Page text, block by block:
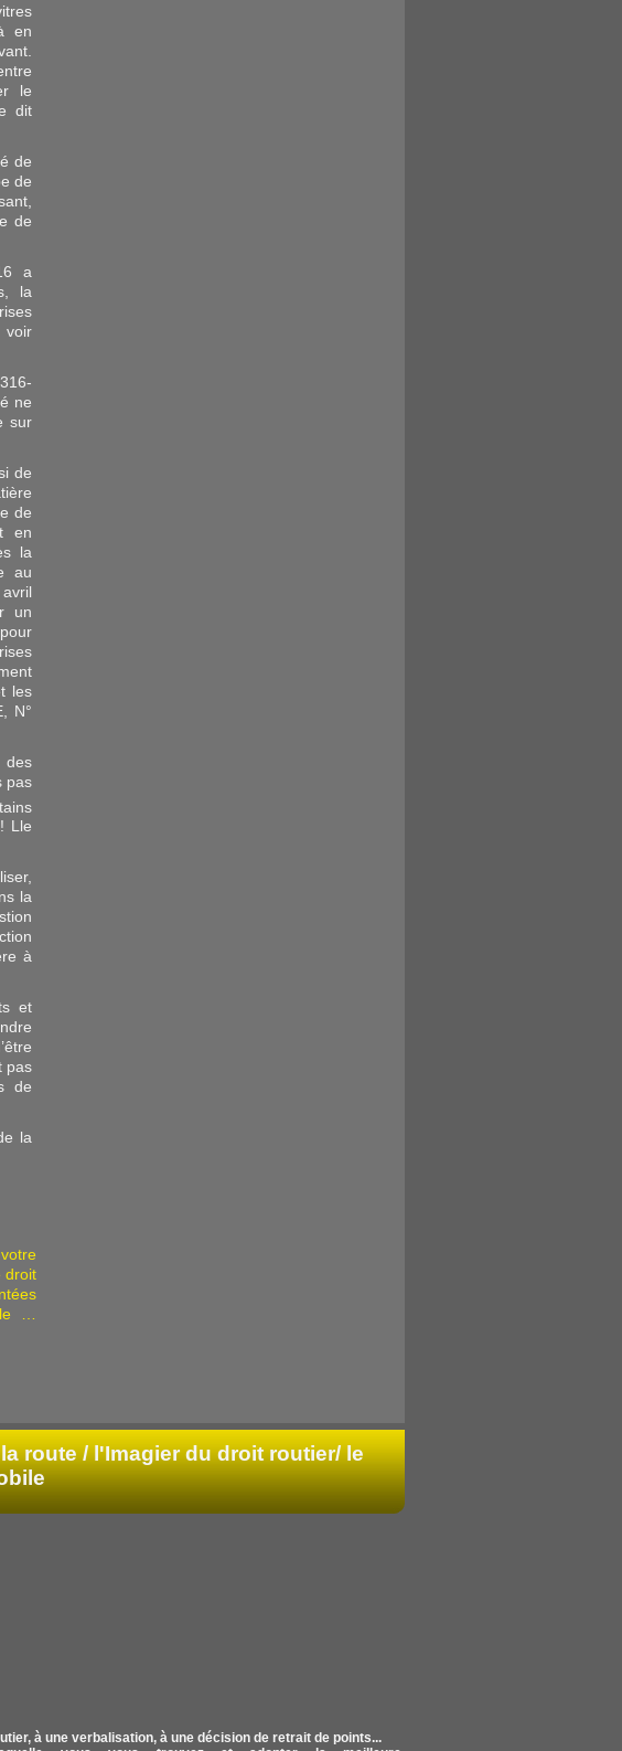
en
le
dit
de
de
de
a
la
voir
ne
sur
de
de
en
la
au
un
les
N°
des
pas
Lle
la
à
et
pas
de
la
droit
…
route / l'Imagier du droit routier/ le
à une verbalisation, à une décision de retrait de points...